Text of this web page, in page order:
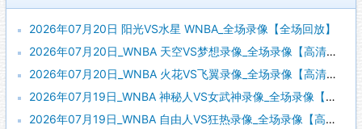
2026年07月20日 阳光VS水星 WNBA_全场录像【全场回放】
2026年07月20日_WNBA 天空VS梦想录像_全场录像【高清回放】
2026年07月20日_WNBA 火花VS飞翼录像_全场录像【高清回放】
2026年07月19日_WNBA 神秘人VS女武神录像_全场录像【高清回放】
2026年07月19日_WNBA 自由人VS狂热录像_全场录像【高清回放】